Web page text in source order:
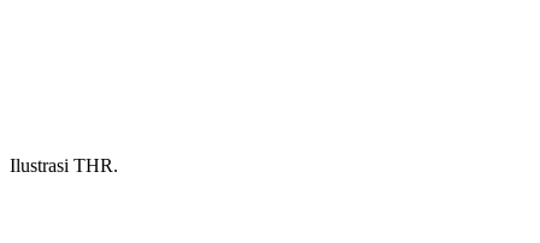
Ilustrasi THR.